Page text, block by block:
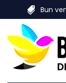
Bun
MENU
Print
Digital
Print
Offset